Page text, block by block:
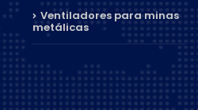
Ventiladores para minas
metálicas